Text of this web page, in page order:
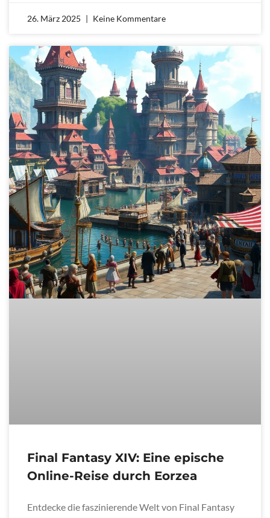
26. März 2025 Keine Kommentare
Final Fantasy XIV: Eine epische
Online-Reise durch Eorzea
Entdecke die faszinierende Welt von Final Fantasy